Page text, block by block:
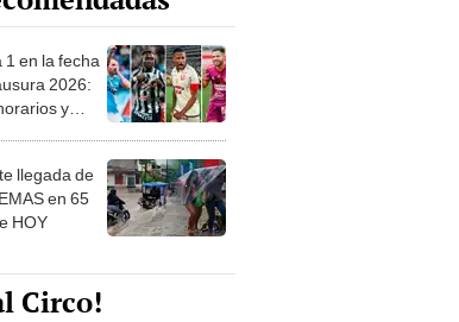
1 en la fecha
2026:
y
llegada de
en 65
HOY
Circo!